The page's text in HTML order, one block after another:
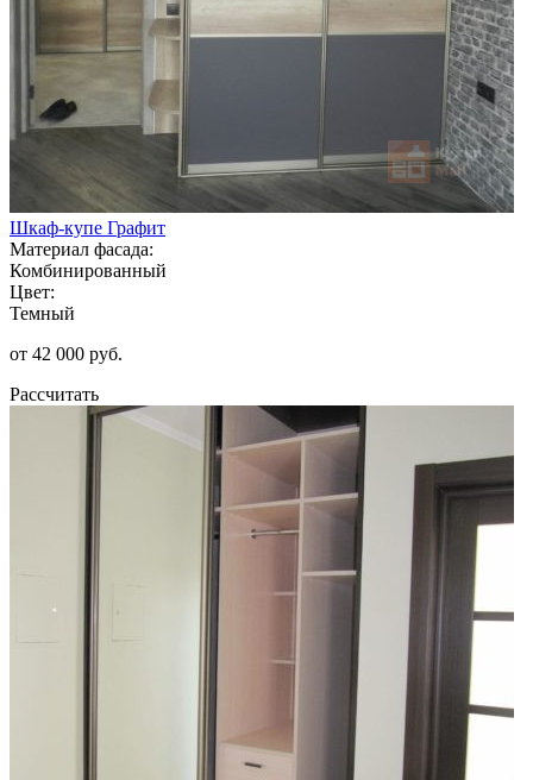
Шкаф-купе Графит
Материал фасада:
Комбинированный
Цвет:
Темный
от 42 000 руб.
Рассчитать